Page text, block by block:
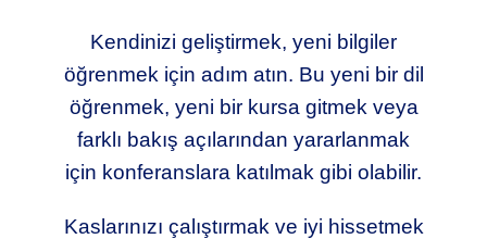
Kendinizi geliştirmek, yeni bilgiler
öğrenmek için adım atın. Bu yeni bir dil
öğrenmek, yeni bir kursa gitmek veya
farklı bakış açılarından yararlanmak
için konferanslara katılmak gibi olabilir.
Kaslarınızı çalıştırmak ve iyi hissetmek